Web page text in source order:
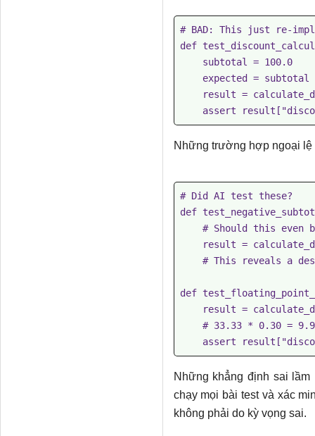
    def test_coupon_case_insensitive(self):
        result = calculate_discount(100.0, "save20", False, 1)
        assert result["discount"] == 20.0
        result = calculate_discount(100.0, "", False, 1)
# BAD: This just re-
def
Những trường hợp ngoại lệ
# Did AI test these?
def
def
Những khẳng định sai
chạy mọi bài test và xác
không phải do kỳ vọng sai.